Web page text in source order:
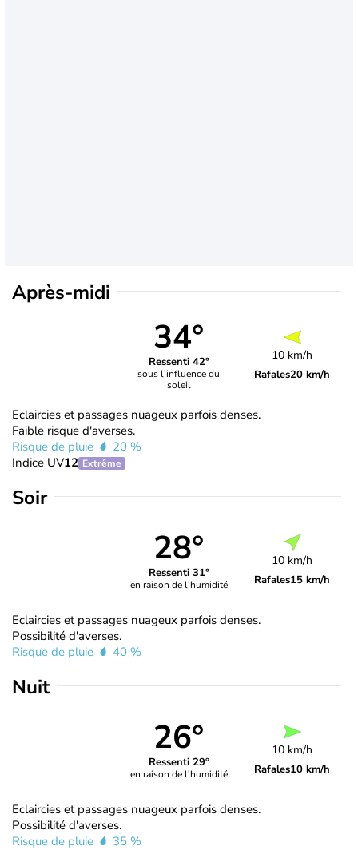
Après-midi
34°
Ressenti 42°
sous l’influence du
soleil
10 km/h
Rafales20 km/h
Eclaircies et passages nuageux parfois denses.
Faible risque d'averses.
Risque de pluie
20 %
Indice UV12 Extrême
Soir
28°
Ressenti 31°
en raison de l'humidité
10 km/h
Rafales15 km/h
Eclaircies et passages nuageux parfois denses.
Possibilité d'averses.
Risque de pluie
40 %
Nuit
26°
Ressenti 29°
en raison de l'humidité
10 km/h
Rafales10 km/h
Eclaircies et passages nuageux parfois denses.
Possibilité d'averses.
Risque de pluie
35 %